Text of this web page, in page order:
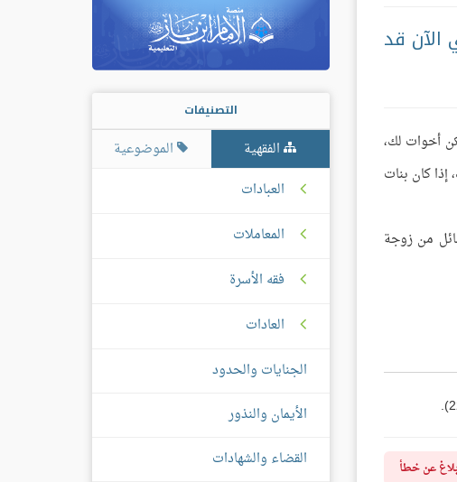
الآن قد
أخوات لك،
كان بنات
من زوجة
عن خطأ
التصنيفات
الفقهية
الموضوعية
العبادات
المعاملات
فقه الأسرة
العادات
الجنايات والحدود
الأيمان والنذور
القضاء والشهادات